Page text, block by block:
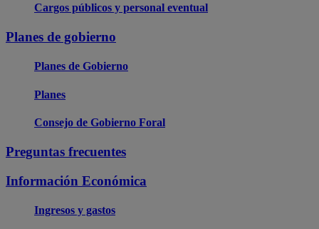
Cargos públicos y personal eventual
Planes de gobierno
Planes de Gobierno
Planes
Consejo de Gobierno Foral
Preguntas frecuentes
Información Económica
Ingresos y gastos